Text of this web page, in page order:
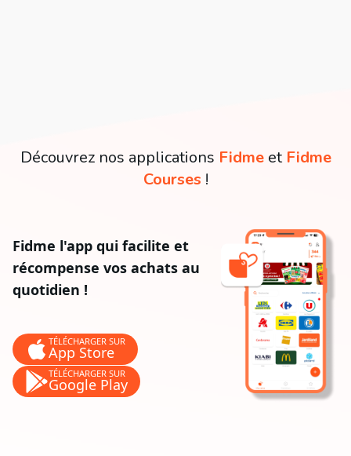
Découvrez nos applications Fidme et Fidme
Courses !
Fidme l'app qui facilite et
récompense vos achats au
quotidien !
TÉLÉCHARGER SUR
App Store
TÉLÉCHARGER SUR
Google Play